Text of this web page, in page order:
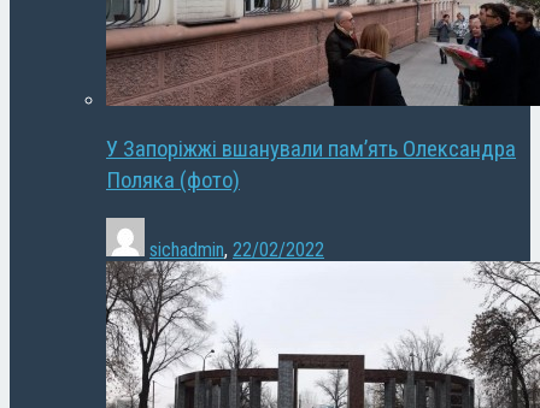
У Запоріжжі вшанували пам’ять Олександра
Поляка (фото)
sichadmin, 22/02/2022